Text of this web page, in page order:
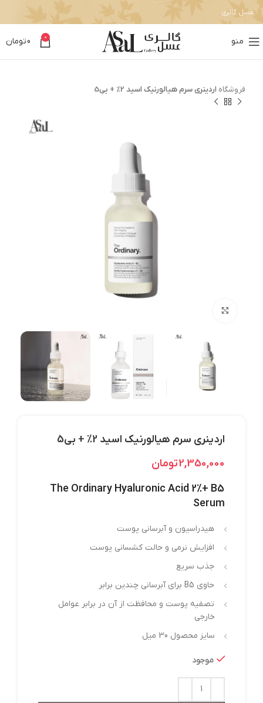
عسل گالری
منو 0
0تومان
فروشگاه اردینری سرم هیالورنیک اسید 2% + بی5
اردینری سرم هیالورنیک اسید 2% + بی5
2,350,000تومان
The Ordinary Hyaluronic Acid 2%+ B5
Serum
هیدراسیون و آبرسانی پوست
افزایش نرمی و حالت کشسانی پوست
جذب سریع
حاوی B5 برای آبرسانی چندین برابر
تصفیه پوست و محافظت از آن در برابر عوامل
خارجی
سایز محصول 30 میل
موجود